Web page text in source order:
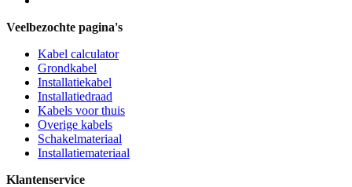
Veelbezochte pagina's
Kabel calculator
Grondkabel
Installatiekabel
Installatiedraad
Kabels voor thuis
Overige kabels
Schakelmateriaal
Installatiemateriaal
Klantenservice